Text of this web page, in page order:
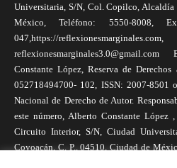
Universitaria, S/N, Col. Copilco, Alcaldía
México, Teléfono: 5550-8008,
047,https://reflexionesmarginales.com,
Constante López, Reserva de
052718494700- 102, ISSN: 2007-8501
Nacional de Derecho de Autor.
este número, Alberto Constante López
Circuito Interior, S/N, Ciudad
Coyoacán, C. P., 04510, Ciudad de